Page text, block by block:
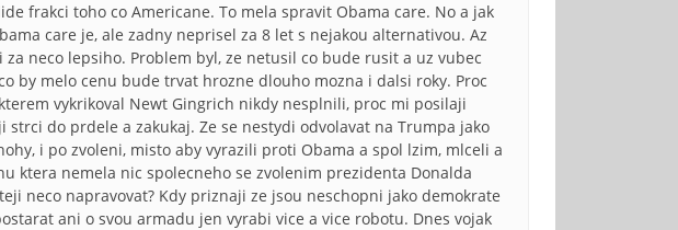
frakci toho co Americane. To mela spravit Obama care. No a jak
care je, ale zadny neprisel za 8 let s nejakou alternativou. Az
neco lepsiho. Problem byl, ze netusil co bude rusit a uz vubec
by melo cenu bude trvat hrozne dlouho mozna i dalsi roky. Proc
vykrikoval Newt Gingrich nikdy nesplnili, proc mi posilaji
do prdele a zakukaj. Ze se nestydi odvolavat na Trumpa jako
i po zvoleni, misto aby vyrazili proti Obama a spol lzim, mlceli a
ktera nemela nic spolecneho se zvolenim prezidenta Donalda
neco napravovat? Kdy priznaji ze jsou neschopni jako demokrate
ani o svou armadu jen vyrabi vice a vice robotu. Dnes vojak